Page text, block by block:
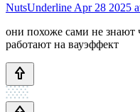
NutsUnderline Apr 28 2025
они похоже сами не знают
работают на вауэффект